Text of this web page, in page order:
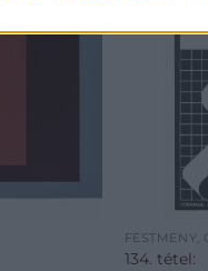
FESTMÉNY,
134. tétel: